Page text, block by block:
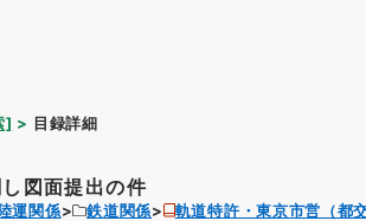
] 目録詳細
図面提出の件
運関係 鉄道関係 軌道特許・東京市営（都